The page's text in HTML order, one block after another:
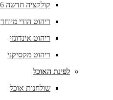
קולקציה חדשה 2026
ריהוט הודי מיוחד
ריהוט אינדונזי
ריהוט מקסיקני
לפינת האוכל
שולחנות אוכל